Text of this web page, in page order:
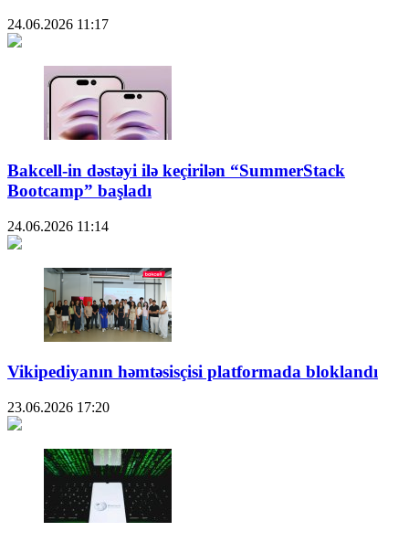
24.06.2026 11:17
Bakcell-in dəstəyi ilə keçirilən “SummerStack
Bootcamp” başladı
24.06.2026 11:14
Vikipediyanın həmtəsisçisi platformada bloklandı
23.06.2026 17:20